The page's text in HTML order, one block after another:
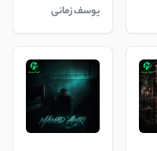
یوسف زمانی